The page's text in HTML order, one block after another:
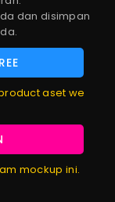
dan disimpan
aset we
mockup ini.